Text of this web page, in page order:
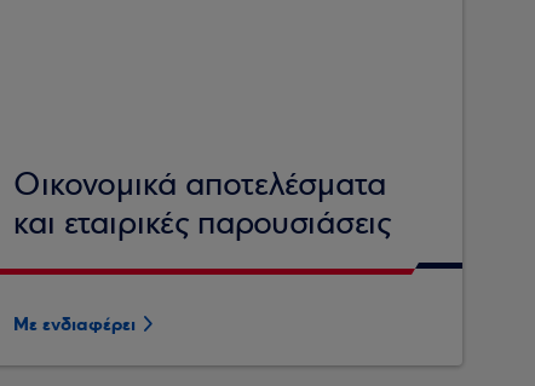
Οικονομικά αποτελέσματα
και εταιρικές παρουσιάσεις
Με ενδιαφέρει